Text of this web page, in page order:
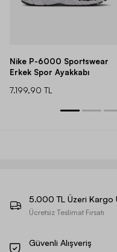
Nike P-6000 Sportswear
Erkek Spor Ayakkabı
7.199,90 TL
5.000 TL Üzeri Kargo
Ücretsiz Teslimat Fırsatı
Güvenli Alışveriş